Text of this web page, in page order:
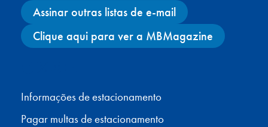
Assinar outras listas de e-mail
Clique aqui para ver a MBMagazine
Informações de estacionamento
Pagar multas de estacionamento